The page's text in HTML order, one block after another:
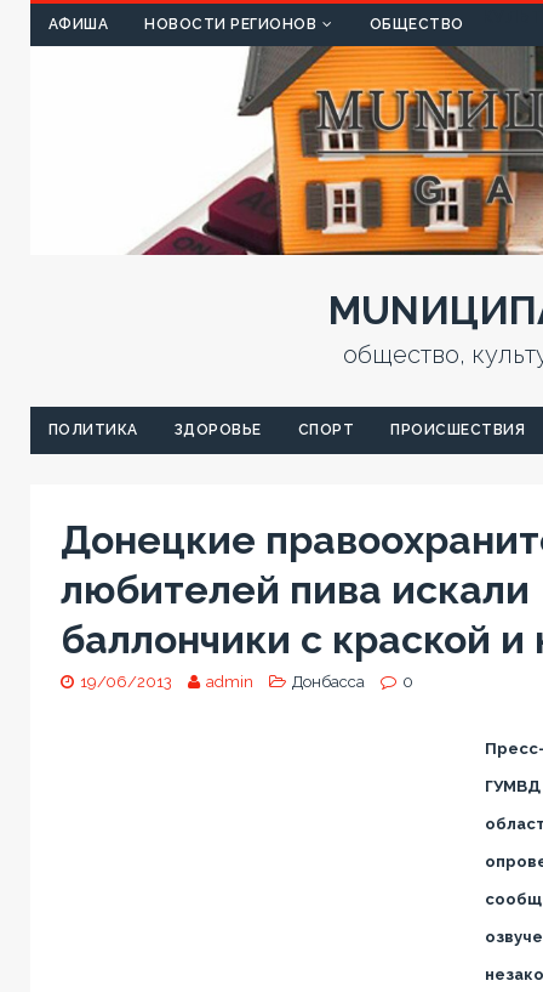
АФИША НОВОСТИ РЕГИОНОВ ОБЩЕСТВО
общество,
ПОЛИТИКА ЗДОРОВЬЕ СПОРТ ПРОИСШЕСТВИЯ
Донецкие
любителей пива искали
баллончики с краской
19/06/2013 admin Донбасса 0
ГУМВД